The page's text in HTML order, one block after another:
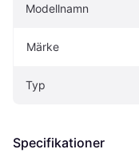
Modellnamn
Märke
Typ
Specifikationer